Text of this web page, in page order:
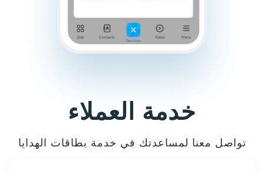
خدمة العملاء
تواصل معنا لمساعدتك في خدمة بطاقات الهدايا